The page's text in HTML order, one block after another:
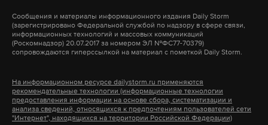
официального опубликования.
В этот же день Владимир Путин подписал еще
предвыборной агитации. Документ, принятый
Госдумой 21 апреля, вводит запрет на
использование в агитационных материалах
Сообщения и материалы информационного издания Daily Storm
(зарегистрировано Федеральной службой по надзору в сфере связи,
информационных технологий и массовых коммуникаций
(Роскомнадзор) 20.07.2017 за номером ЭЛ №ФС77-70379)
сопровождаются гиперссылкой на материал с пометкой Daily Storm.
На информационном ресурсе dailystorm.ru применяются
рекомендательные технологии (информационные технологии
предоставления информации на основе сбора, систематизации и
анализа сведений, относящихся к предпочтениям пользователей сети
"Интернет", находящихся на территории Российской Федерации)